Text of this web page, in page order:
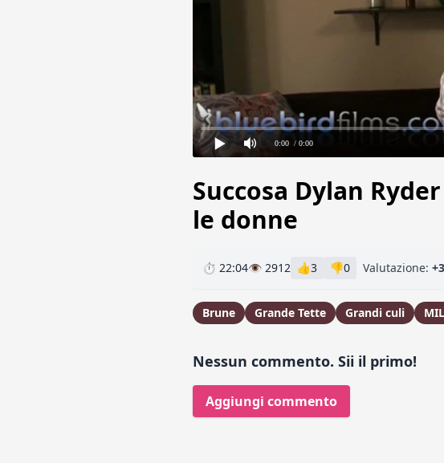
0:00 / 0:00
Succosa Dylan
le donne
⏱ 22:04👁 2912 👍3 👎0 Valutazione: +3
Brune Grande Tette Grandi culi
Nessun commento. Sii il primo!
Aggiungi commento